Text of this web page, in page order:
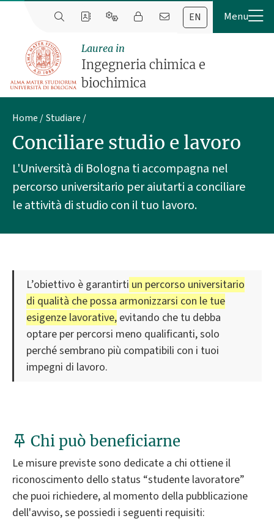
EN
Laurea in
Ingegneria chimica e
biochimica
Home Studiare
Conciliare studio e lavoro
L'Università di Bologna ti accompagna nel
percorso universitario per aiutarti a conciliare
le attività di studio con il tuo lavoro.
L’obiettivo è garantirti un percorso universitario
di qualità che possa armonizzarsi con le tue
esigenze lavorative, evitando che tu debba
optare per percorsi meno qualificanti, solo
perché sembrano più compatibili con i tuoi
impegni di lavoro.
Chi può beneficiarne
Le misure previste sono dedicate a chi ottiene il
riconoscimento dello status “studente lavoratore”
che puoi richiedere, al momento della pubblicazione
dell'avviso, se possiedi i seguenti requisiti: